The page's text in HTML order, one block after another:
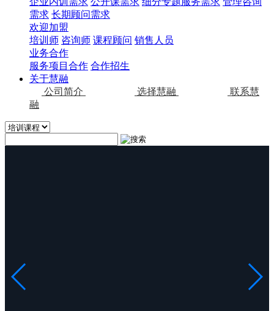
需求 长期顾问需求
欢迎加盟
培训师 咨询师 课程顾问 销售人员
业务合作
服务项目合作 合作招生
关于慧融
公司简介
选择慧融
联系慧
融